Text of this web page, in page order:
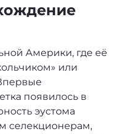
Америки, где её
или
появилось в
эустома
селекционерам,